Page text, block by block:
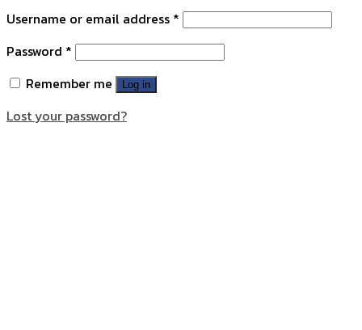
Username or email address *
Password *
Remember me
Log in
Lost your password?